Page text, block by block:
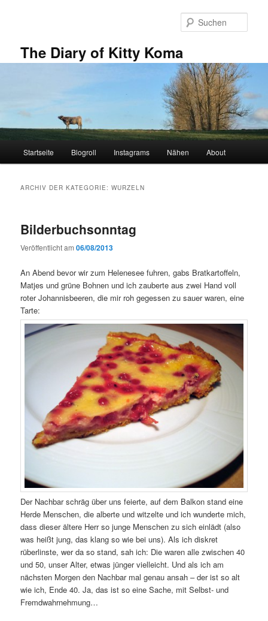
The Diary of Kitty Koma
Startseite Blogroll Instagrams Nähen About
ARCHIV DER KATEGORIE:WURZELN
Bilderbuchsonntag
Veröffentlicht am06/08/2013
An Abend bevor wir zum Helenesee fuhren, gabs Bratkartoffeln,
Matjes und grüne Bohnen und ich zauberte aus zwei Hand voll
roter Johannisbeeren, die mir roh gegessen zu sauer waren, eine
Tarte:
Der Nachbar schräg über uns feierte, auf dem Balkon stand eine
Herde Menschen, die alberte und witzelte und ich wunderte mich,
dass dieser ältere Herr so junge Menschen zu sich einlädt (also
was heißt jung, das klang so wie bei uns). Als ich diskret
rüberlinste, wer da so stand, sah ich: Die waren alle zwischen 40
und 50, unser Alter, etwas jünger vielleicht. Und als ich am
nächsten Morgen den Nachbar mal genau ansah – der ist so alt
wie ich, Ende 40. Ja, das ist so eine Sache, mit Selbst- und
Fremdwahrnehmung…